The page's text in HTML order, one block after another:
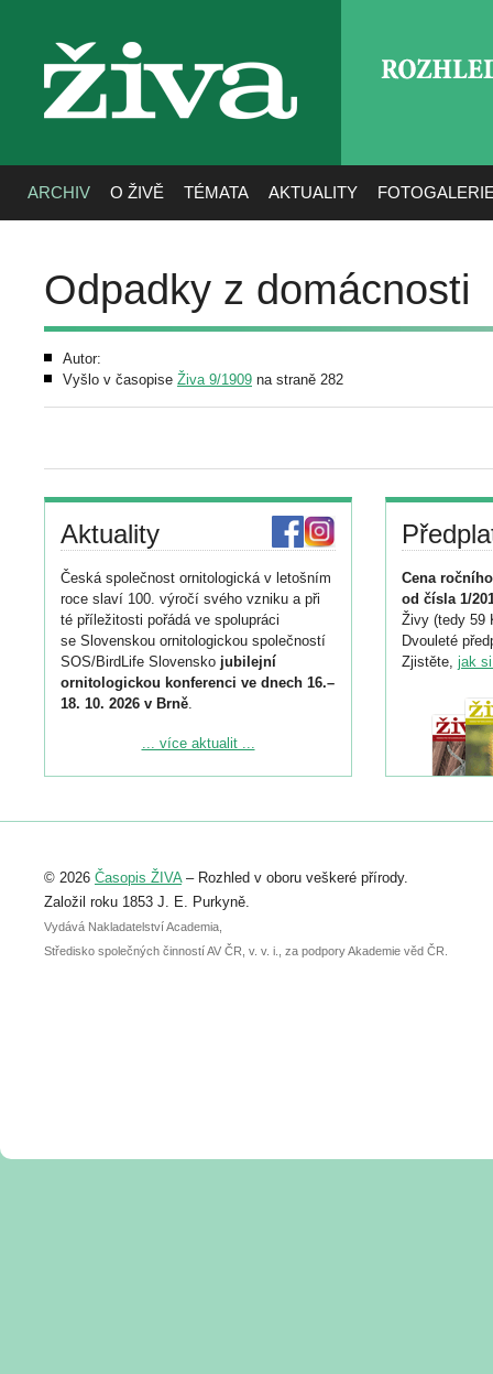
živa
ARCHIV O ŽIVĚ TÉMATA AKTUALITY
Odpadky z domácnosti
Autor:
Vyšlo v časopise Živa 9/1909 na straně 282
Aktuality
Česká společnost ornitologická v letošním
roce slaví 100. výročí svého vzniku a při
té příležitosti pořádá ve spolupráci
se Slovenskou ornitologickou společností
SOS/BirdLife Slovensko jubilejní
ornitologickou konferenci ve dnech 16.–
18. 10. 2026 v Brně.
Podrobnější informace ke konferenci
Registrovat se můžete do 6. září.
abstraktu přihlášené přednášky nebo
posteru je už 30. června.
... více aktualit ...
Cena
od čísla 1/
Živy (tedy 59
Dvouleté
Zjistěte, jak
© 2026 Časopis ŽIVA– Rozhled v oboru veškeré přírody.
Založil roku 1853 J. E. Purkyně.
Vydává Nakladatelství Academia,
Středisko společných činností AV ČR, v. v. i., za podpory Akademie věd ČR.